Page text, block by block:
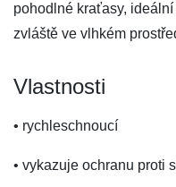
pohodlné kraťasy,
zvláště ve vlhkém
Vlastnosti
• rychleschnoucí
• vykazuje ochranu proti